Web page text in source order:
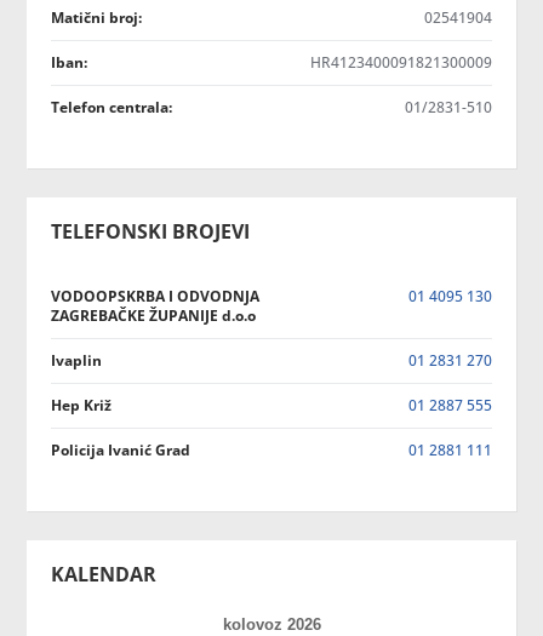
Matični broj: 02541904
Iban: HR4123400091821300009
Telefon centrala: 01/2831-510
TELEFONSKI BROJEVI
VODOOPSKRBA I ODVODNJA
ZAGREBAČKE ŽUPANIJE d.o.o
01 4095 130
Ivaplin 01 2831 270
Hep Križ 01 2887 555
Policija Ivanić Grad 01 2881 111
KALENDAR
kolovoz 2026